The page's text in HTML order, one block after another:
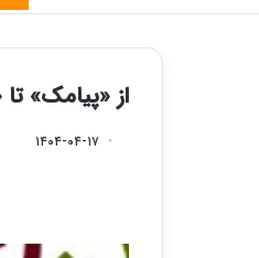
از «پیامک»
۱۴۰۴-۰۴-۱۷